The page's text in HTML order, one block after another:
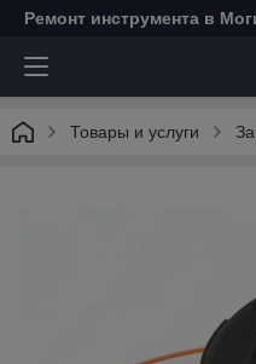
Ремонт инструмента в
Товары и услуги